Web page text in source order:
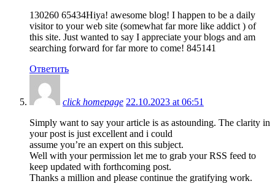
130260 65434Hiya! awesome blog! I happen to be a daily
visitor to your web site (somewhat far more like addict ) of
this site. Just wanted to say I appreciate your blogs and am
searching forward for far more to come! 845141
Ответить
click homepage 22.10.2023 at 06:51
Simply want to say your article is as astounding. The clarity in
your post is just excellent and i could
assume you’re an expert on this subject.
Well with your permission let me to grab your RSS feed to
keep updated with forthcoming post.
Thanks a million and please continue the gratifying work.